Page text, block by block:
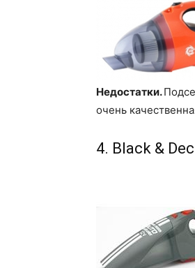
Недостатки.
очень
4. Black &